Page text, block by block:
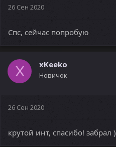
26 Сен 2020
Спс, сейчас попробую
X xKeeko
Новичок
26 Сен 2020
крутой инт, спасибо! забрал )